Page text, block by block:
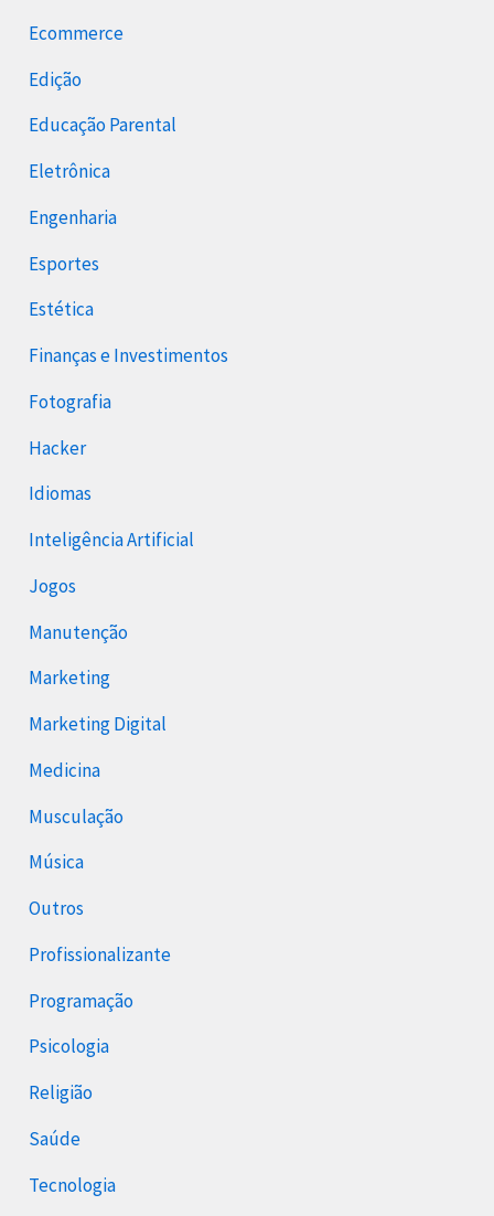
Ecommerce
Edição
Educação Parental
Eletrônica
Engenharia
Esportes
Estética
Finanças e Investimentos
Fotografia
Hacker
Idiomas
Inteligência Artificial
Jogos
Manutenção
Marketing
Marketing Digital
Medicina
Musculação
Música
Outros
Profissionalizante
Programação
Psicologia
Religião
Saúde
Tecnologia